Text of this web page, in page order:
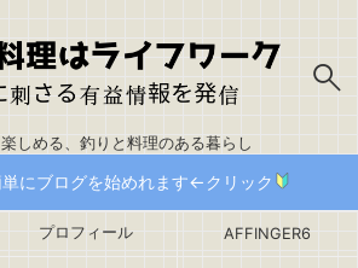
しめる、釣りと料理のある暮らし
にブログを始めれます←クリック
プロフィール AFFINGER6